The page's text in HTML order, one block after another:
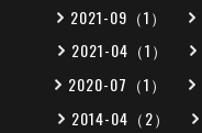
2021-09（1）
2021-04（1）
2020-07（1）
2014-04（2）